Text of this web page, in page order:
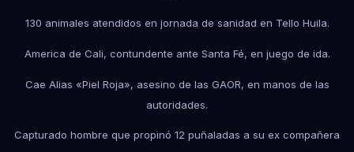
130 animales atendidos en jornada de sanidad en Tello Huila.
America de Cali, contundente ante Santa Fé, en juego de ida.
Cae Alias «Piel Roja», asesino de las GAOR, en manos de las
autoridades.
Capturado hombre que propinó 12 puñaladas a su ex compañera